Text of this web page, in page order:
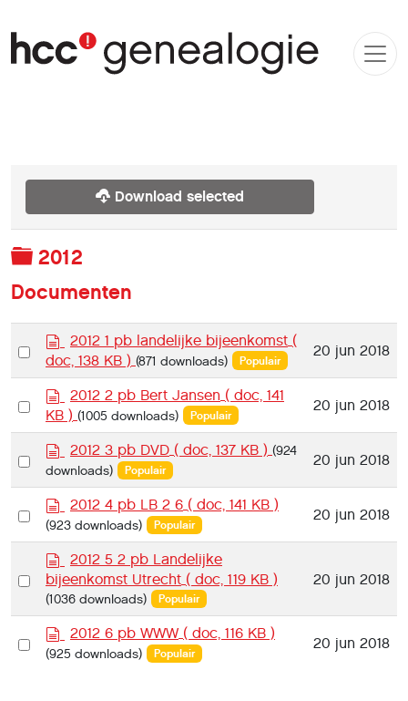
Download selected
Map
2012
Documenten
Select
d
o
c
u
m
e
n
t
2012 1 pb landelijke bijeenkomst (
doc, 138 KB ) (871 downloads) Populair
20 jun 2018
Select
d
o
c
u
m
e
n
t
2012 2 pb Bert Jansen ( doc, 141
KB ) (1005 downloads) Populair
20 jun 2018
Select
d
o
c
u
m
e
n
t
2012 3 pb DVD ( doc, 137 KB ) (924
downloads)
Populair
20 jun 2018
Select
d
o
c
u
m
e
n
2012 4 pb LB 2 6 ( doc, 141 KB )
(923 downloads) Populair
20 jun 2018
Select
d
o
c
u
m
e
2012 5 2 pb Landelijke
bijeenkomst Utrecht ( doc, 119 KB )
(1036 downloads) Populair
20 jun 2018
Select
d
o
2012 6 pb WWW ( doc, 116 KB )
(925 downloads) Populair
20 jun 2018